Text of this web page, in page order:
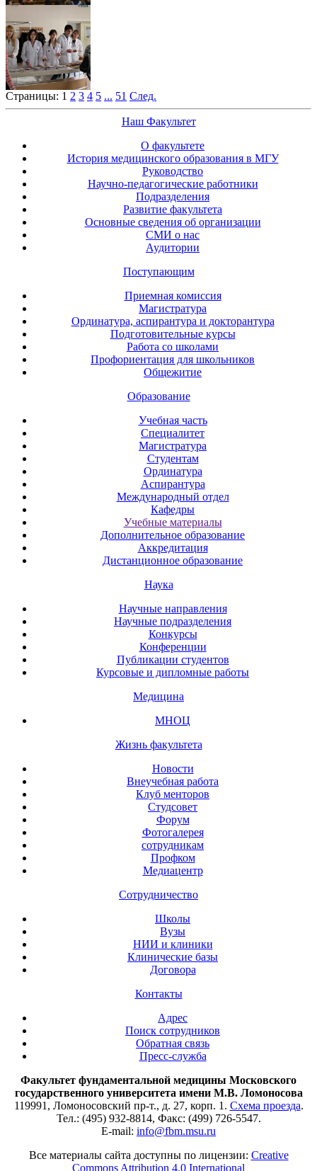
Страницы: 1 2 3 4 5 ... 51 След.
Наш Факультет
О факультете
История медицинского образования в МГУ
Руководство
Научно-педагогические работники
Подразделения
Развитие факультета
Основные сведения об организации
СМИ о нас
Аудитории
Поступающим
Приемная комиссия
Магистратура
Ординатура, аспирантура и докторантура
Подготовительные курсы
Работа со школами
Профориентация для школьников
Общежитие
Образование
Учебная часть
Специалитет
Магистратура
Студентам
Ординатура
Аспирантура
Международный отдел
Кафедры
Учебные материалы
Дополнительное образование
Аккредитация
Дистанционное образование
Наука
Научные направления
Научные подразделения
Конкурсы
Конференции
Публикации студентов
Курсовые и дипломные работы
Медицина
МНОЦ
Жизнь факультета
Новости
Внеучебная работа
Клуб менторов
Студсовет
Форум
Фотогалерея
сотрудникам
Профком
Медиацентр
Сотрудничество
Школы
Вузы
НИИ и клиники
Клинические базы
Договора
Контакты
Адрес
Поиск сотрудников
Обратная связь
Пресс-служба
Факультет фундаментальной медицины Московского
государственного университета имени М.В. Ломоносова
119991, Ломоносовский пр-т., д. 27, корп. 1. Схема проезда.
Тел.: (495) 932-8814, Факс: (499) 726-5547.
E-mail: info@fbm.msu.ru
Все материалы сайта доступны по лицензии: Creative
Commons Attribution 4.0 International